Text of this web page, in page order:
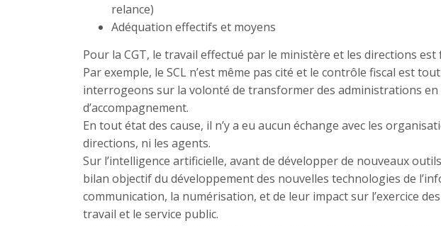
relance)
Adéquation effectifs et moyens
Pour la CGT, le travail effectué par le ministère et les directions
Par exemple, le SCL n’est même pas cité et le contrôle fiscal est
interrogeons sur la volonté de transformer des administrations
d’accompagnement.
En tout état des cause, il n’y a eu aucun échange avec les
directions, ni les agents.
Sur l’intelligence artificielle, avant de développer de nouveaux
bilan objectif du développement des nouvelles technologies de
communication, la numérisation, et de leur impact sur l’exercice
travail et le service public.